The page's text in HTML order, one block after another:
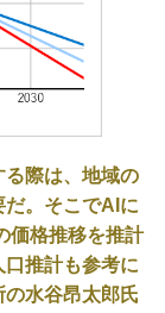
る際は、地域の
。そこでAIに
価格推移を推計
推計も参考に
水谷昂太郎氏